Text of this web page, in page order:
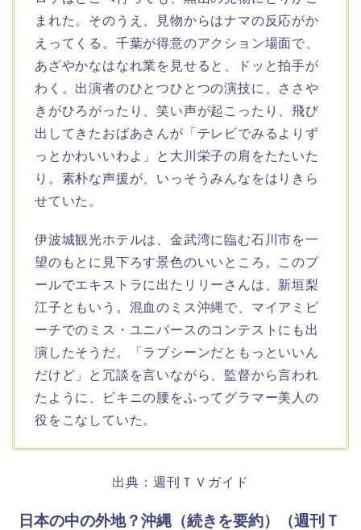
まれた。そのうえ、見物からはナマの反応がか
えってくる。千葉が得意のアクション場面で、
あざやかなはなれ業を見せると、ドッと拍手が
わく。出演者のひとつひとつの演技に、ささや
きがひろがったり、笑い声が起こったり、飛び
出してきたおばあさんが「テレビでみるよりず
っとかわいいわよ」と大川栄子の肩をたたいた
り。素朴な声援が、いっそうみんなをはりきら
せていた。
伊波城観光ホテルは、金武湾に臨む石川市を一
望のもとに見下ろす景色のいいところ。このプ
ールでエキストラに出たリリーさんは、新垣梨
江子ともいう。混血のミス沖縄で、マイアミビ
ーチでのミス・ユニバースのコンテストにも出
演したそうだ。「ラブシーンだともっといいん
だけど」と冗談を言いながら、監督から言われ
たように、ビキニの腰をふってグラマー美人の
役をこなしていた。
出典：週刊ＴＶガイド
日本の中の外地？沖縄（続きを要約）（週刊Ｔ